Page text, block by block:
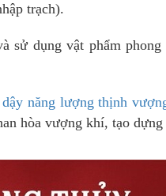
trạch).
sử dụng vật phẩm
năng lượng thịnh
hòa vượng khí, tạo